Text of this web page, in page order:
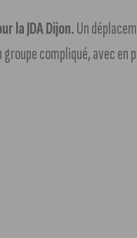
la JDA Dijon.Un
compliqué, avec en